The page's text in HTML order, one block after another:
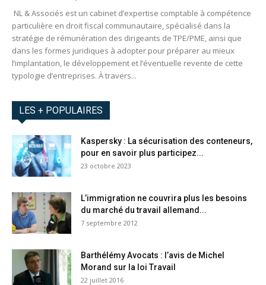
NL & Associés est un cabinet d’expertise comptable à compétence
particulière en droit fiscal communautaire, spécialisé dans la
stratégie de rémunération des dirigeants de TPE/PME, ainsi que
dans les formes juridiques à adopter pour préparer au mieux
l’implantation, le développement et l’éventuelle revente de cette
typologie d’entreprises. À travers...
LES + POPULAIRES
Kaspersky : La sécurisation des conteneurs,
pour en savoir plus participez...
23 octobre 2023
L’immigration ne couvrira plus les besoins
du marché du travail allemand...
7 septembre 2012
Barthélémy Avocats : l’avis de Michel
Morand sur la loi Travail
22 juillet 2016